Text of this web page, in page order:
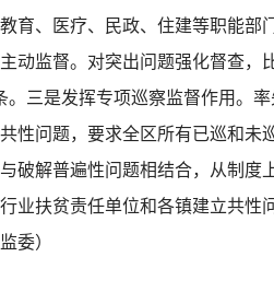
育、医疗、民政、住建等职能部
动监督。对突出问题强化督查，
。三是发挥专项巡察监督作用。
性问题，要求全区所有已巡和
破解普遍性问题相结合，从制度
业扶贫责任单位和各镇建立共性
委）